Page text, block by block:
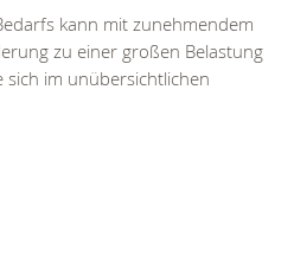
kann mit zunehmendem
zu einer großen Belastung
sich im unübersichtlichen